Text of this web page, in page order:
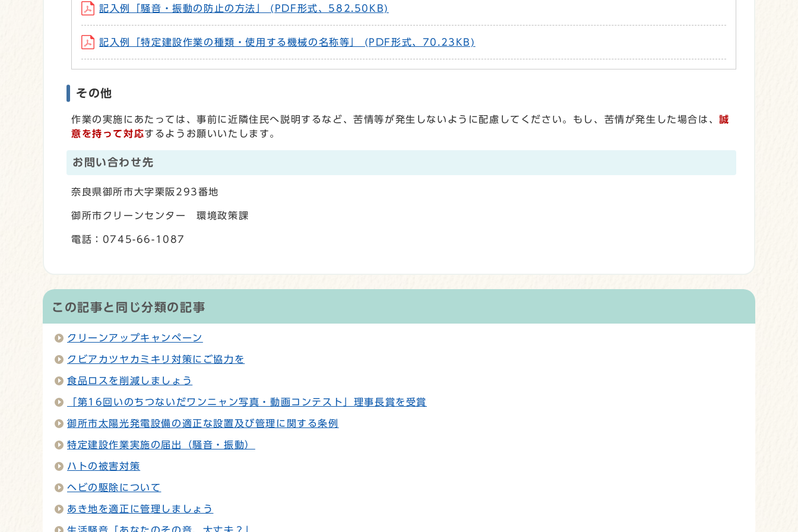
記入例「騒音・振動の防止の方法」 (PDF形式、582.50KB)
記入例「特定建設作業の種類・使用する機械の名称等」 (PDF形式、70.23KB)
その他
作業の実施にあたっては、事前に近隣住民へ説明するなど、苦情等が発生しないように配慮してください。もし、苦情が発生した場合は、誠
意を持って対応するようお願いいたします。
お問い合わせ先
奈良県御所市大字栗阪293番地
御所市クリーンセンター 環境政策課
電話：0745-66-1087
この記事と同じ分類の記事
クリーンアップキャンペーン
クビアカツヤカミキリ対策にご協力を
食品ロスを削減しましょう
「第16回いのちつないだワンニャン写真・動画コンテスト」理事長賞を受賞
御所市太陽光発電設備の適正な設置及び管理に関する条例
特定建設作業実施の届出（騒音・振動）
ハトの被害対策
ヘビの駆除について
あき地を適正に管理しましょう